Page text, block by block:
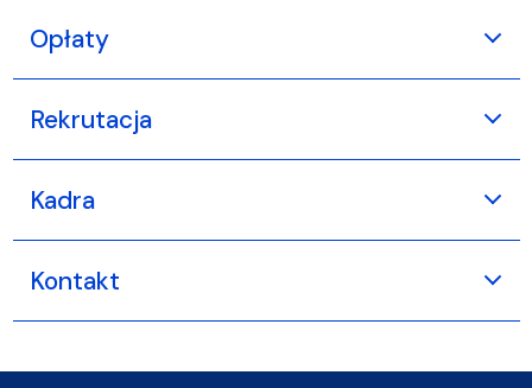
Opłaty
Rekrutacja
Kadra
Kontakt